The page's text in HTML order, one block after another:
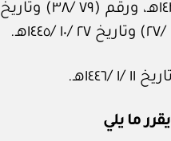
يقرر ما يلي